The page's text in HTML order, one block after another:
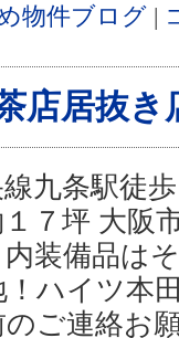
物件ブログ |
店居抜き
九条駅徒
７坪 大阪
装備品は
！ハイツ本
のご連絡お